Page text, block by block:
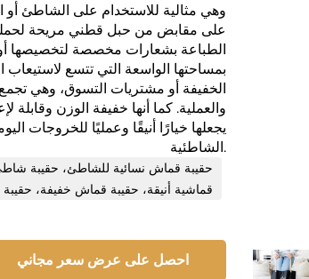
وهي مثالية للاستخدام على الشاطئ أو
على مقابض من حبل قطني مريحة
الطباعة بشعارات مخصصة لتخصيصها أو
بمساحتها الواسعة التي تتسع لاستيعاب
الخفيفة أو مشتريات التسوق، وهي تجمع
والعملية. كما أنها خفيفة الوزن وقابلة
يجعلها خيارًا أنيقًا وعمليًا للخروجات
الشاطئية.
حقيبة قماش نسائية للشاطئ، حقيبة
قماشية أنيقة، حقيبة قماش خفيفة، حقيبة
احصل على عرض سعر مجاني